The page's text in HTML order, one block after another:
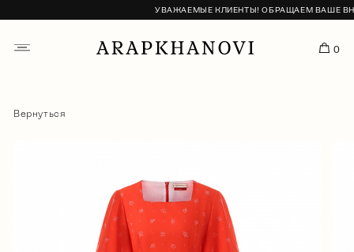
УВАЖАЕМЫЕ КЛИЕНТЫ! ОБРАЩАЕМ ВАШЕ
0
Вернуться